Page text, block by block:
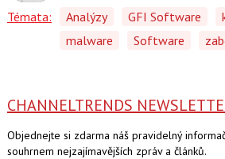
Témata: Analýzy GFI Software
malware
Software
CHANNELTRENDS
Objednejte si zdarma náš pravidelný
souhrnem nejzajímavějších zpráv a článků.